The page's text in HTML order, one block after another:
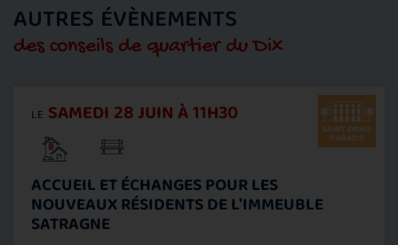
AUTRES ÉVÈNEMENTS
des conseils de quartier du Dix
LE SAMEDI 28 JUIN À 11H30
ACCUEIL ET ÉCHANGES POUR LES
NOUVEAUX RÉSIDENTS DE L'IMMEUBLE
SATRAGNE